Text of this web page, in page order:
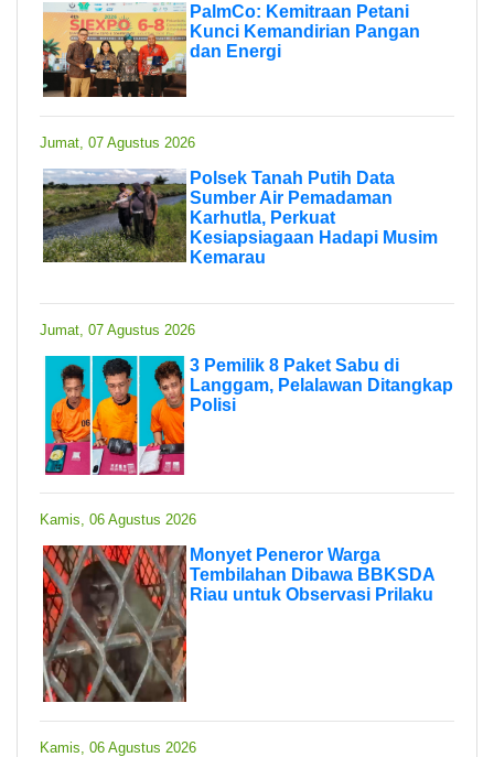
PalmCo: Kemitraan Petani
Kunci Kemandirian Pangan
dan Energi
Jumat, 07 Agustus 2026
Polsek Tanah Putih Data
Sumber Air Pemadaman
Karhutla, Perkuat
Kesiapsiagaan Hadapi Musim
Kemarau
Jumat, 07 Agustus 2026
3 Pemilik 8 Paket Sabu di
Langgam, Pelalawan Ditangkap
Polisi
Kamis, 06 Agustus 2026
Monyet Peneror Warga
Tembilahan Dibawa BBKSDA
Riau untuk Observasi Prilaku
Kamis, 06 Agustus 2026